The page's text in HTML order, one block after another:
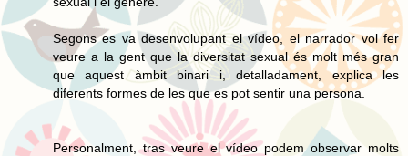
Segons es va desenvolupant el vídeo, el narrador vol fer
veure a la gent que la diversitat sexual és molt més gran
que aquest àmbit binari i, detalladament, explica les
diferents formes de les que es pot sentir una persona.
Personalment, tras veure el vídeo podem observar molts